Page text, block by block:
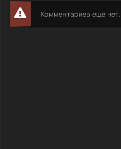
Комментариев еще